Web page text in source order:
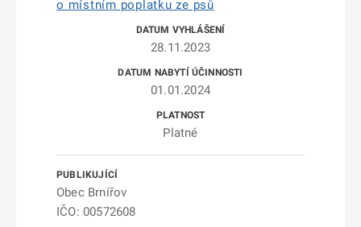
o místním poplatku ze psů
28.11.2023
01.01.2024
Platné
Obec Brnířov
IČO: 00572608